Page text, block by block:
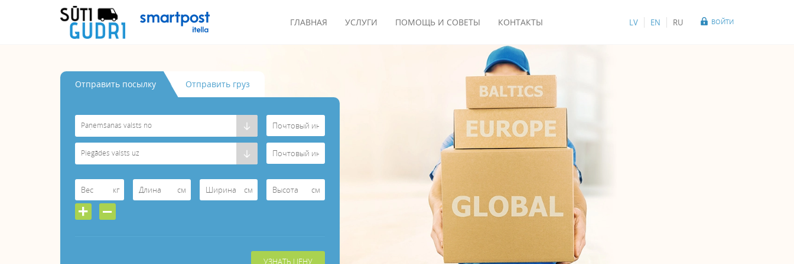
ГЛАВНАЯ УСЛУГИ ПОМОЩЬ И СОВЕТЫ КОНТАКТЫ LV EN RU ВОЙТИ
Oтправить посылку Oтправить груз
Paņemšanas valsts no
Piegādes valsts uz
кг см см см